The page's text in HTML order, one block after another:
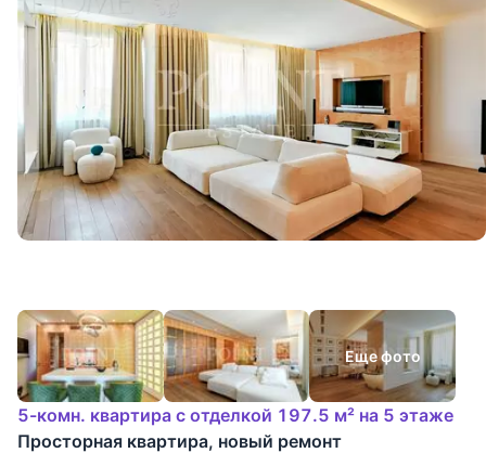
Еще фото
5-комн. квартира с отделкой 197.5 м² на 5 этаже
Просторная квартира, новый ремонт